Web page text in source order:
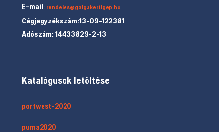
E-mail: rendeles@galgakertigep.hu
Cégjegyzékszám:13-09-122381
Adószám: 14433829-2-13
Katalógusok letöltése
portwest-2020
puma2020